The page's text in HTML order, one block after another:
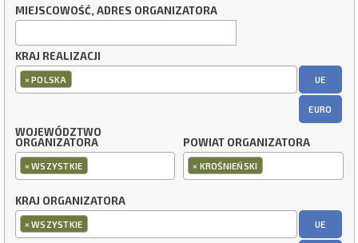
MIEJSCOWOŚĆ, ADRES ORGANIZATORA
KRAJ REALIZACJI
×POLSKA UE
EURO
WOJEWÓDZTWO
ORGANIZATORA
×WSZYSTKIE
POWIAT ORGANIZATORA
× KROŚNIEŃSKI
KRAJ ORGANIZATORA
×WSZYSTKIE UE